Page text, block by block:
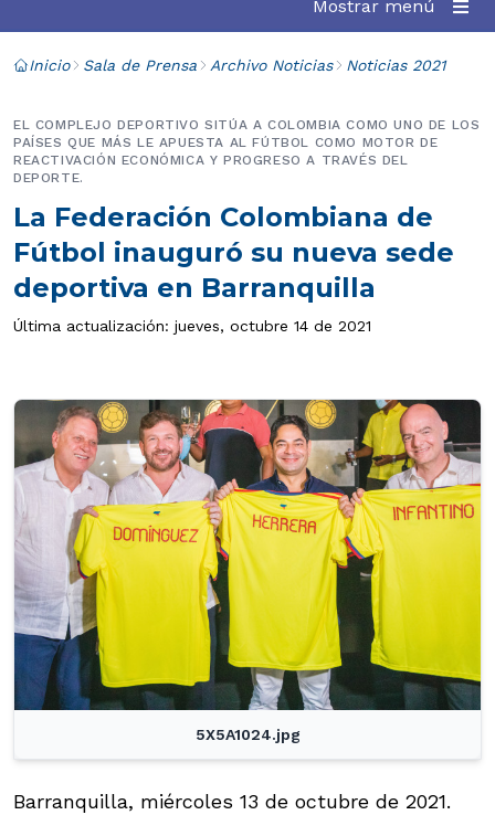
Mostrar menú
Inicio Sala de Prensa Archivo Noticias Noticias 2021
La Federación Colombiana de
Fútbol inauguró su nueva sede
deportiva en Barranquilla
EL COMPLEJO DEPORTIVO SITÚA A COLOMBIA COMO UNO DE LOS
PAÍSES QUE MÁS LE APUESTA AL FÚTBOL COMO MOTOR DE
REACTIVACIÓN ECONÓMICA Y PROGRESO A TRAVÉS DEL
DEPORTE.
Última actualización: jueves, octubre 14 de 2021
5X5A1024.jpg
Barranquilla, miércoles 13 de octubre de 2021.